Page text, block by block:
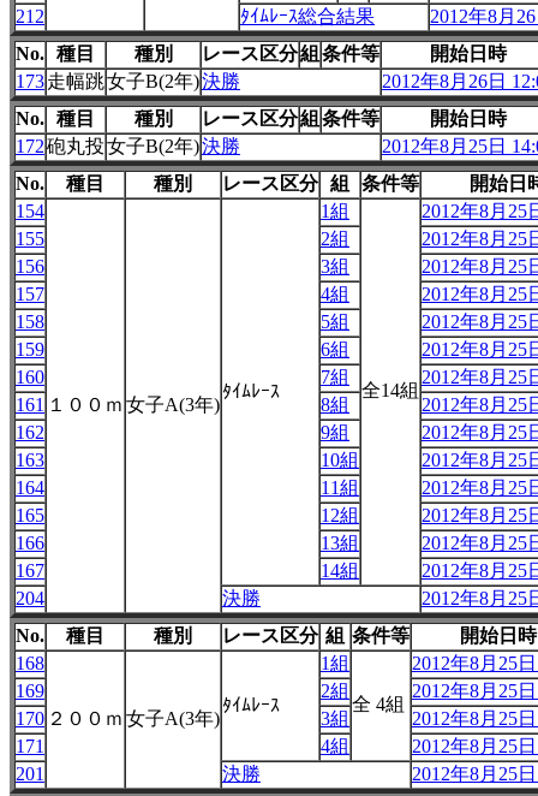
212
ﾀｲﾑﾚｰｽ総合結果
2012年8月
No. 種目 種別 レース区分組 条件等
開始日時
173走幅跳女子B(2年)決勝
2012年8月26日
No. 種目 種別 レース区分組 条件等
開始日時
172砲丸投女子B(2年)決勝
2012年8月25日
No.
種目 種別 レース区分 組 条件等
開始日
154
１００ｍ 女子A(3年)
ﾀｲﾑﾚｰｽ
1組
全14組
2012年8月25
155
2組
2012年8月25
156
3組
2012年8月25
157
4組
2012年8月25
158
5組
2012年8月25
159
6組
2012年8月25
160
7組
2012年8月25
161
8組
2012年8月25
162
9組
2012年8月25
163
10組
2012年8月25
164
11組
2012年8月25
165
12組
2012年8月25
166
13組
2012年8月25
167
14組
2012年8月25
204
決勝
2012年8月25
No.
種目 種別 レース区分 組 条件等
開始日時
168
２００ｍ 女子A(3年)
ﾀｲﾑﾚｰｽ
1組
全 4組
2012年8月25
169
2組
2012年8月25
170
3組
2012年8月25
171
4組
2012年8月25
201
決勝 2012年8月25